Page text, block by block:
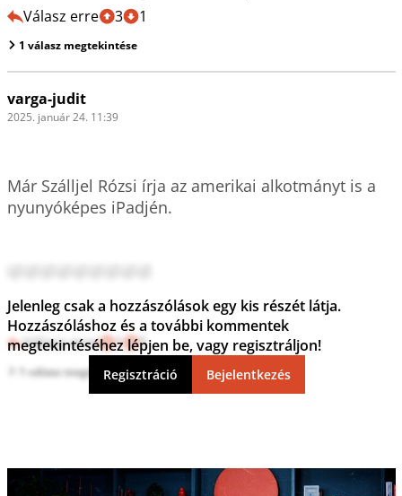
Válasz erre 3 1
1 válasz megtekintése
varga-judit
2025. január 24. 11:39
Már Szálljel Rózsi írja az amerikai alkotmányt is a
nyunyóképes iPadjén.
Válasz erre 1 5
1 válasz megtekintése
Jelenleg csak a hozzászólások egy kis részét látja.
Hozzászóláshoz és a további kommentek
megtekintéséhez lépjen be, vagy regisztráljon!
Regisztráció Bejelentkezés